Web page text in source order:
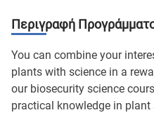
Περιγραφή
You can combine your
plants with science in a
our biosecurity science
practical knowledge in